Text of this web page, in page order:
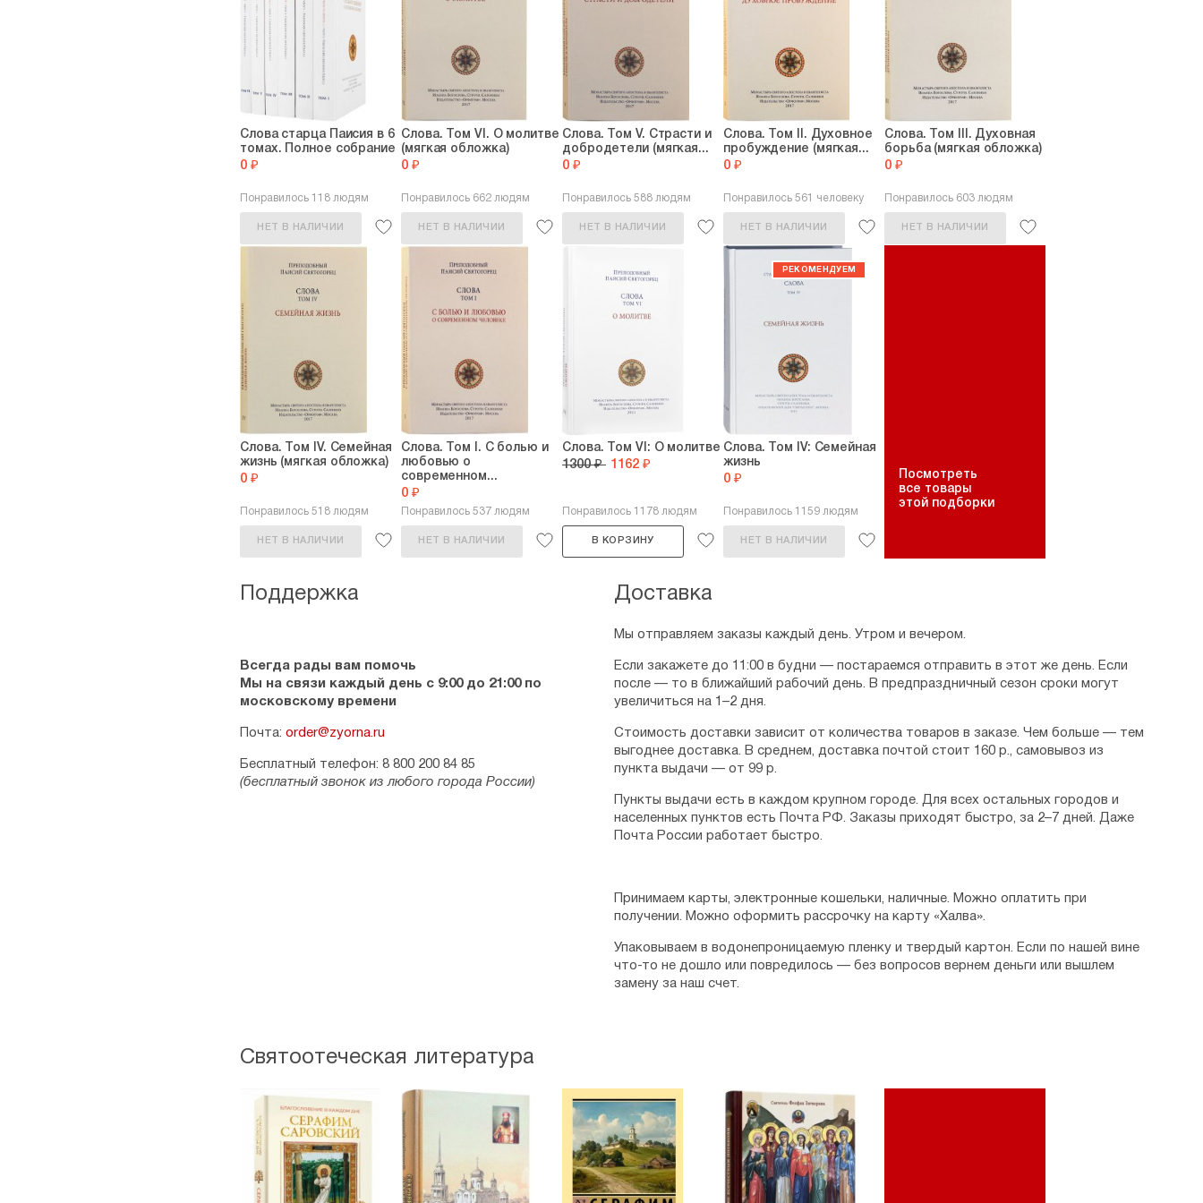
местом паломничества огромного числа христиан со всего мира.
Старец оставил после себя множество душеполезных поучений, которые
не теряют своей актуальности.
Паисий Святогорец прославлен в лике святых Константинопольской и Русской
православных церквей в 2015 году.
Слова старца Паисия в 6
томах. Полное собрание
0 ₽
Понравилось 118 людям
НЕТ В НАЛИЧИИ
Слова. Том VI. О молитве
(мягкая обложка)
0 ₽
Понравилось 662 людям
НЕТ В НАЛИЧИИ
Слова. Том V. Страсти и
добродетели (мягкая...
0 ₽
Понравилось 588 людям
НЕТ В НАЛИЧИИ
Слова. Том II. Духовное
пробуждение (мягкая...
0 ₽
Понравилось 561 человеку
НЕТ В НАЛИЧИИ
Слова. Том III. Духовная
борьба (мягкая обложка)
0 ₽
Понравилось 603 людям
НЕТ В НАЛИЧИИ
Слова. Том IV. Семейная
жизнь (мягкая обложка)
0 ₽
Понравилось 518 людям
НЕТ В НАЛИЧИИ
Слова. Том I. С болью и
любовью о
современном...
0 ₽
Понравилось 537 людям
НЕТ В НАЛИЧИИ
Слова. Том VI: О молитве
1300 ₽ 1162 ₽
Понравилось 1178 людям
В КОРЗИНУ
Слова. Том IV: Семейная
жизнь
0 ₽
Понравилось 1159 людям
НЕТ В НАЛИЧИИ
Посмотреть
все товары
этой подборки
Поддержка
Всегда рады вам помочь
Мы на связи каждый день с 9:00 до 21:00 по
московскому времени
Почта: order@zyorna.ru
Бесплатный телефон: 8 800 200 84 85
(бесплатный звонок из любого города России)
Доставка
Мы отправляем заказы каждый день. Утром и вечером.
Если закажете до 11:00 в будни — постараемся отправить в этот же день. Если
после — то в ближайший рабочий день. В предпраздничный сезон сроки могут
увеличиться на 1–2 дня.
Стоимость доставки зависит от количества товаров в заказе. Чем больше — тем
выгоднее доставка. В среднем, доставка почтой стоит 160 р., самовывоз из
пункта выдачи — от 99 р.
Пункты выдачи есть в каждом крупном городе. Для всех остальных городов и
населенных пунктов есть Почта РФ. Заказы приходят быстро, за 2–7 дней. Даже
Почта России работает быстро.
Принимаем карты, электронные кошельки, наличные. Можно оплатить при
получении. Можно оформить рассрочку на карту «Халва».
Упаковываем в водонепроницаемую пленку и твердый картон. Если по нашей вине
что-то не дошло или повредилось — без вопросов вернем деньги или вышлем
замену за наш счет.
Святоотеческая литература